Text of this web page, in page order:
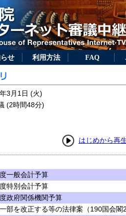
せ 利用方法 FAQ
3月1日 (火)
(2時間48分)
はじめから再
一般会計予算
特別会計予算
政府関係機関予算
部を改正する等の法律案（190国会閣